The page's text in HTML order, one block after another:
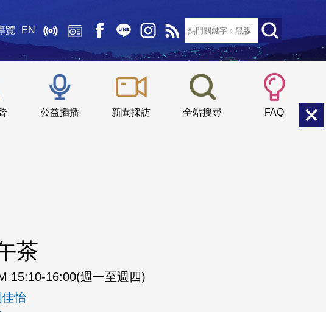
覽 EN
公益插播 新聞採訪 全站搜尋 FAQ
小 中
茶
15:10-16:00(週一至週四)
怡